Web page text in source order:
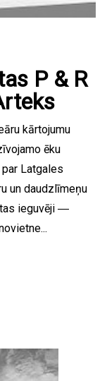
P & R
kārtojumu
ēku
Latgales
un daudzlīmeņu
ieguvēji ―